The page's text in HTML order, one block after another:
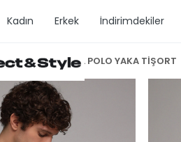
Kadın Erkek İndirimdekiler
/ ERKEK KISA KOL POLO YAKA TİŞORT